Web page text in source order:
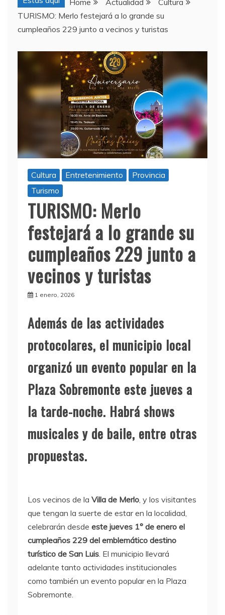
Home Actualidad
Cultura
TURISMO: Merlo festejará a lo grande su
cumpleaños 229 junto a vecinos y turistas
Cultura Entretenimiento
Provincia
Turismo
TURISMO: Merlo
festejará a lo grande su
cumpleaños 229 junto a
vecinos y turistas
1 enero, 2026
Además de las actividades
protocolares, el municipio local
organizó un evento popular en la
Plaza Sobremonte este jueves a
la tarde-noche. Habrá shows
musicales y de baile, entre otras
propuestas.
Los vecinos de la Villa de Merlo, y los visitantes
que tengan la suerte de estar en la localidad,
celebrarán desde este jueves 1° de enero el
cumpleaños 229 del emblemático destino
turístico de San Luis. El municipio llevará
adelante tanto actividades institucionales
como también un evento popular en la Plaza
Sobremonte.